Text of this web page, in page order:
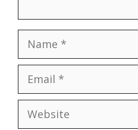
Name
Email
Website